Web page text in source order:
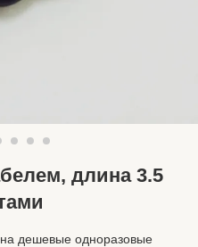
длина 3.5
дешевые одноразовые